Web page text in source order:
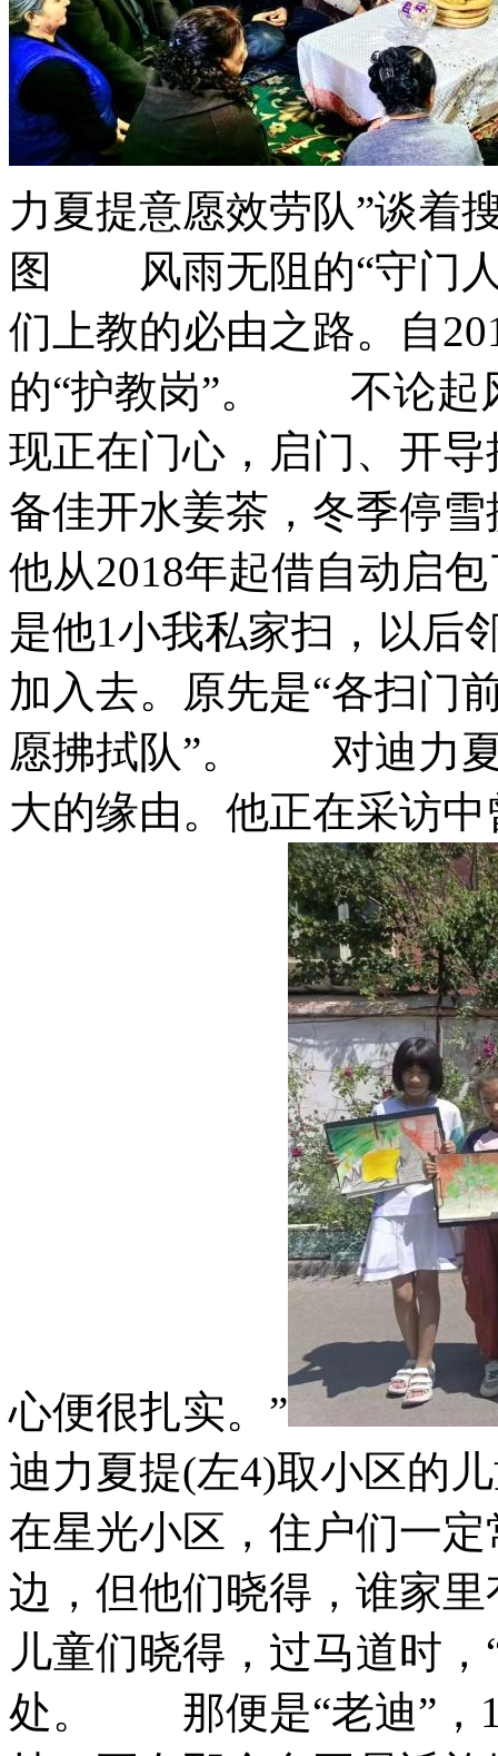
力夏提意愿效劳队”谈着
图 风雨无阻的“守门
们上教的必由之路。自
的“护教岗”。 不论起
现正在门心，启门、开
备佳开水姜茶，冬季停
他从2018年起借自动
是他1小我私家扫，以后
加入去。原先是“各扫门
愿拂拭队”。 对迪力夏
大的缘由。他正在采访
心便很扎实。”
迪力夏提(左4)取小区
在星光小区，住户们一
边，但他们晓得，谁家
儿童们晓得，过马道时
处。 那便是“老迪”，1